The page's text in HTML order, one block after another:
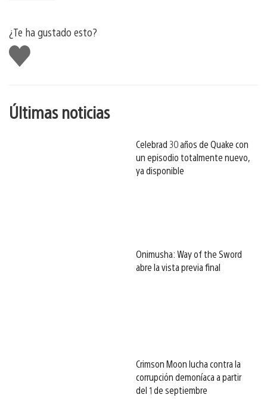
¿Te ha gustado esto?
Me
gusta
Últimas noticias
Celebrad 30 años de Quake con
un episodio totalmente nuevo,
ya disponible
Onimusha: Way of the Sword
abre la vista previa final
Crimson Moon lucha contra la
corrupción demoníaca a partir
del 1 de septiembre